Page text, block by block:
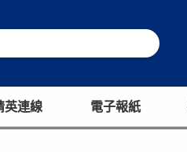
英連線 電子報紙